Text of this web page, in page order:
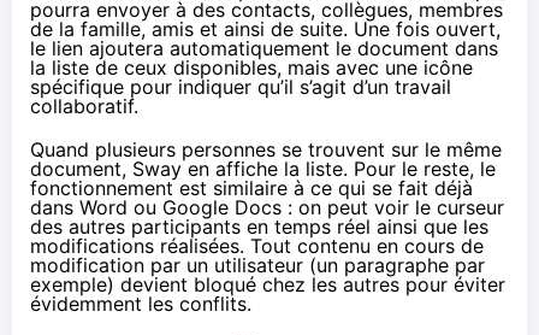
pourra envoyer à des contacts, collègues, membres
de la famille, amis et ainsi de suite. Une fois ouvert,
le lien ajoutera automatiquement le document dans
la liste de ceux disponibles, mais avec une icône
spécifique pour indiquer qu’il s’agit d’un travail
collaboratif.
Quand plusieurs personnes se trouvent sur le même
document, Sway en affiche la liste. Pour le reste, le
fonctionnement est similaire à ce qui se fait déjà
dans Word ou Google Docs : on peut voir le curseur
des autres participants en temps réel ainsi que les
modifications réalisées. Tout contenu en cours de
modification par un utilisateur (un paragraphe par
exemple) devient bloqué chez les autres pour éviter
évidemment les conflits.